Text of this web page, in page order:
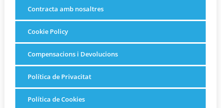
Contracta amb nosaltres
Cookie Policy
Compensacions i Devolucions
Política de Privacitat
Política de Cookies